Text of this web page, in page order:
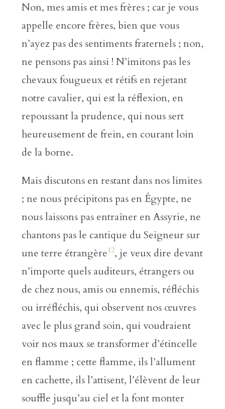
Non, mes amis et mes frères ; car je vous
appelle encore frères, bien que vous
n’ayez pas des sentiments fraternels ; non,
ne pensons pas ainsi ! N’imitons pas les
chevaux fougueux et rétifs en rejetant
notre cavalier, qui est la réflexion, en
repoussant la prudence, qui nous sert
heureusement de frein, en courant loin
de la borne.
Mais discutons en restant dans nos limites
; ne nous précipitons pas en Égypte, ne
nous laissons pas entraîner en Assyrie, ne
chantons pas le cantique du Seigneur sur
une terre étrangère12, je veux dire devant
n’importe quels auditeurs, étrangers ou
de chez nous, amis ou ennemis, réfléchis
ou irréfléchis, qui observent nos œuvres
avec le plus grand soin, qui voudraient
voir nos maux se transformer d’étincelle
en flamme ; cette flamme, ils l’allument
en cachette, ils l’attisent, l’élèvent de leur
souffle jusqu’au ciel et la font monter